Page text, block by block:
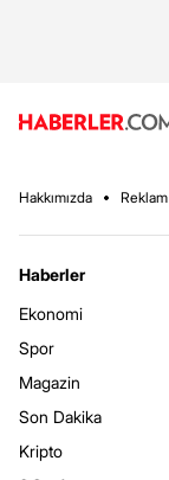
Hakkımızda Reklam
Haberler
Ekonomi
Spor
Magazin
Son Dakika
Kripto